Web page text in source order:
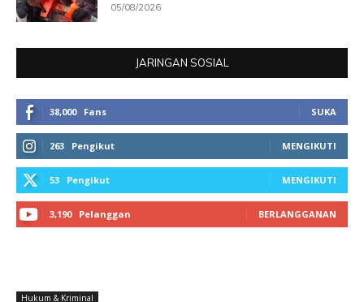
05/08/2026
JARINGAN SOSIAL
38,000 Fans SUKA
263 Pengikut MENGIKUTI
53 Pengikut MENGIKUTI
3,190 Pelanggan BERLANGGANAN